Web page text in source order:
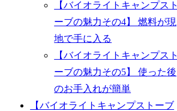
【バイオライトキャンプスト
ーブの魅力その4】 燃料が現
地で手に入る
【バイオライトキャンプスト
ーブの魅力その5】 使った後
のお手入れが簡単
【バイオライトキャンプストーブ